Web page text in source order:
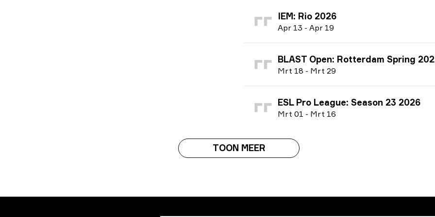
IEM: Rio 2026
Apr 13 - Apr 19
BLAST Open: Rotterdam Spring
Mrt 18 - Mrt 29
ESL Pro League: Season 23 2026
Mrt 01 - Mrt 16
TOON MEER